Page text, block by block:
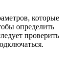
которые
определить
проверить